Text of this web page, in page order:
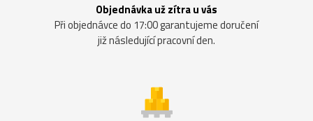
Objednávka už zítra u vás
Při objednávce do 17:00 garantujeme doručení
již následující pracovní den.